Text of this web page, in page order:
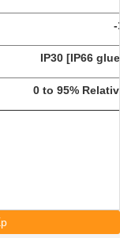
-
IP30 [IP66
0 to 95%